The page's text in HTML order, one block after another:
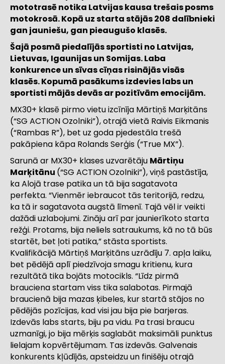
mototrasē notika Latvijas kausa trešais posms
motokrosā. Kopā uz starta stājās 208 dalībnieki
gan jauniešu, gan pieaugušo klasēs.
Šajā posmā piedalījās sportisti no Latvijas,
Lietuvas, Igaunijas un Somijas. Laba
konkurence un sīvas cīņas risinājās visās
klasēs. Kopumā pasākums izdevies labs un
sportisti mājās devās ar pozitīvām emocijām.
MX30+ klasē pirmo vietu izcīnīja Mārtiņš Marķitāns
(“SG ACTION Ozolniki”), otrajā vietā Raivis Eikmanis
(“Rambas R”), bet uz goda pjedestāla trešā
pakāpiena kāpa Rolands Serģis (“True MX”).
Sarunā ar MX30+ klases uzvarētāju Mārtiņu
Marķitānu (“SG ACTION Ozolniki”), viņš pastāstīja,
ka Alojā trase patika un tā bija sagatavota
perfekta. “Vienmēr iebraucot tās teritorijā, redzu,
ka tā ir sagatavota augstā līmenī. Tajā vēl ir veikti
dažādi uzlabojumi. Zināju arī par jaunierīkoto starta
režģi. Protams, bija neliels satraukums, kā no tā būs
startēt, bet ļoti patika,” stāsta sportists.
Kvalifikācijā Mārtiņš Marķitāns uzrādīju 7. apļa laiku,
bet pēdējā aplī piedzīvoja smagu kritienu, kura
rezultātā tika bojāts motocikls. “Līdz pirmā
brauciena startam viss tika salabotas. Pirmajā
braucienā bija mazas ķibeles, kur startā stājos no
pēdējās pozīcijas, kad visi jau bija pie barjeras.
Izdevās labs starts, biju pa vidu. Pa trasi braucu
uzmanīgi, jo bija mērķis saglabāt maksimāli punktus
lielajam kopvērtējumam. Tas izdevās. Galvenais
konkurents kļūdījās, apsteidzu un finišēju otrajā